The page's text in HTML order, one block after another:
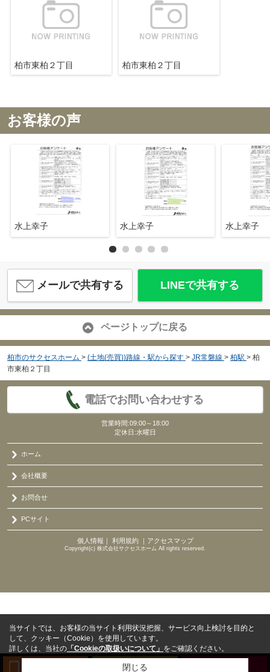
柏市東柏２丁目 柏市東柏２丁目
お客様の声
水上幸子 水上幸子 水上幸子
メールで共有する LINEで共有する
ページトップに戻る
柏市のサクセスホーム > (土地(売買))路線・駅から探す > JR常磐線 > 柏駅 > 柏
市東柏２丁目
電話でお問い合わせする
営業時間:09:00～18:00
定休日:水曜日
ホーム
会社概要
お問合せ
PCサイト
個人情報 利用規約｜ アクセスマップ
Copyright(c) 株式会社サクセスホーム All rights reserved.
来店予約
当サイトでは、お客様の当サイト利用状況把握、サービス向上検討を目的と
して、クッキー（Cookie）を使用しています。
詳しくは、当社の 「Cookieの取扱いについて」 をご確認ください。
閉じる